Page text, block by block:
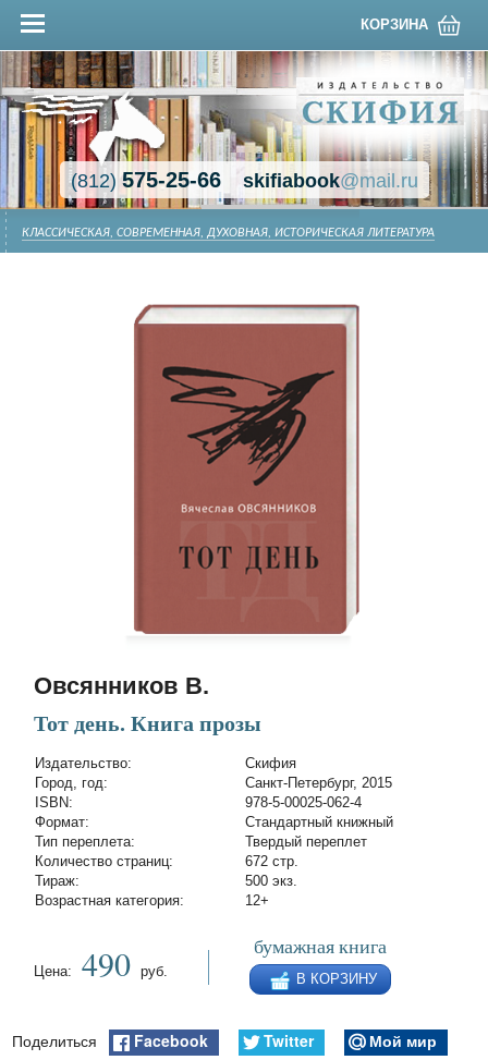
КОРЗИНА
(812)575-25-66 skifiabook@mail.ru
КЛАССИЧЕСКАЯ, СОВРЕМЕННАЯ, ДУХОВНАЯ, ИСТОРИЧЕСКАЯ ЛИТЕРАТУРА
Овсянников В.
Тот день. Книга прозы
Издательство:
Скифия
Город, год:
Санкт-Петербург, 2015
ISBN:
978-5-00025-062-4
Формат:
Стандартный книжный
Тип переплета:
Твердый переплет
Количество страниц:
672 стр.
Тираж:
500 экз.
Возрастная категория:
12+
Цена: 490 руб.
бумажная книга
В КОРЗИНУ
Поделиться Facebook Twitter
Мой мир